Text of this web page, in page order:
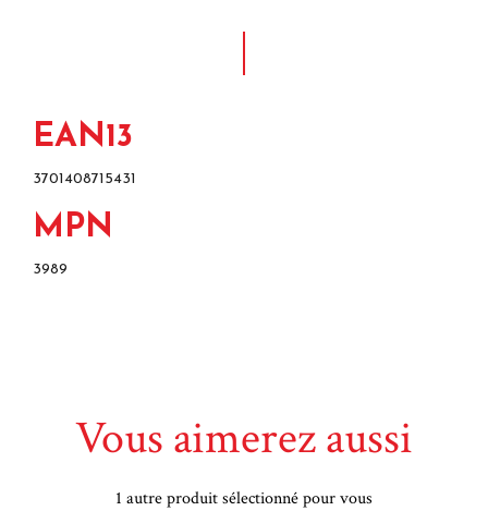
EAN13
3701408715431
MPN
3989
Vous aimerez aussi
1 autre produit sélectionné pour vous